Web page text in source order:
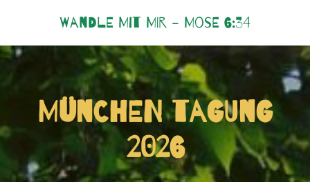
Wandle mit mir - Mose 6:34
München Tagung
2026